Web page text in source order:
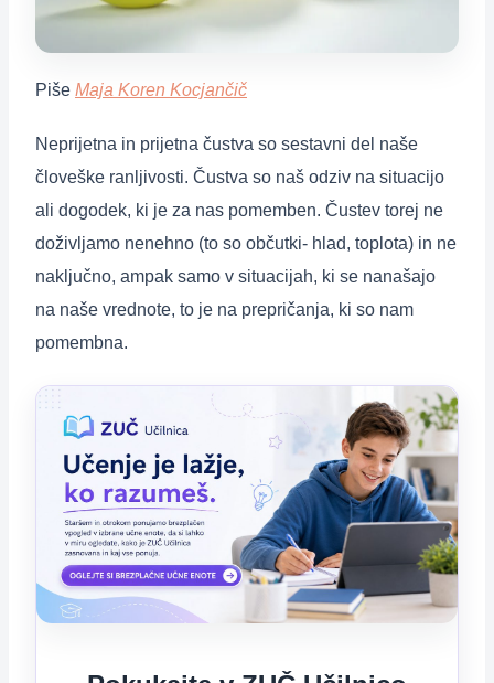
Piše Maja Koren Kocjančič
Neprijetna in prijetna čustva so sestavni del naše
človeške ranljivosti. Čustva so naš odziv na situacijo
ali dogodek, ki je za nas pomemben. Čustev torej ne
doživljamo nenehno (to so občutki- hlad, toplota) in ne
naključno, ampak samo v situacijah, ki se nanašajo
na naše vrednote, to je na prepričanja, ki so nam
pomembna.